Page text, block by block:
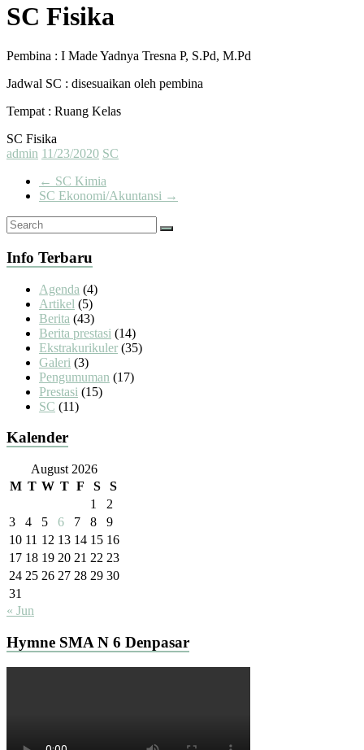
SC Fisika
Pembina : I Made Yadnya Tresna P, S.Pd, M.Pd
Jadwal SC : disesuaikan oleh pembina
Tempat : Ruang Kelas
SC Fisika
admin 11/23/2020 SC
← SC Kimia
SC Ekonomi/Akuntansi →
Info Terbaru
Agenda (4)
Artikel (5)
Berita (43)
Berita prestasi (14)
Ekstrakurikuler (35)
Galeri (3)
Pengumuman (17)
Prestasi (15)
SC (11)
Kalender
August 2026
M T W T F S
S
1
2
3
4 5 6 7 8
9
10 11 12 13 14 15 16
17 18 19 20 21 22 23
24 25 26 27 28 29 30
31
« Jun
Hymne SMA N 6 Denpasar